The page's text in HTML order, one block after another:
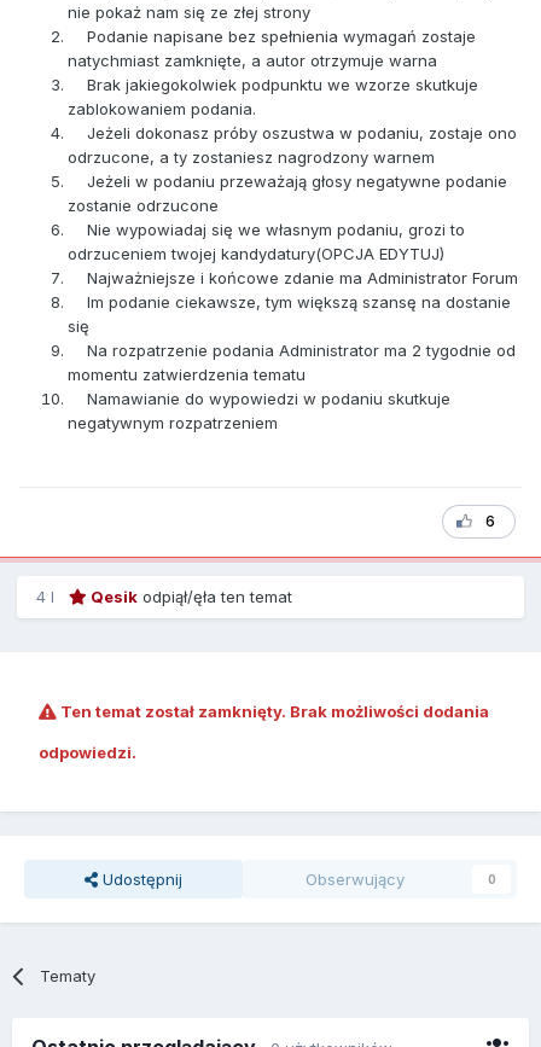
nie pokaż nam się ze złej strony
Podanie napisane bez spełnienia wymagań zostaje
natychmiast zamknięte, a autor otrzymuje warna
Brak jakiegokolwiek podpunktu we wzorze skutkuje
zablokowaniem podania.
Jeżeli dokonasz próby oszustwa w podaniu, zostaje ono
odrzucone, a ty zostaniesz nagrodzony warnem
Jeżeli w podaniu przeważają głosy negatywne podanie
zostanie odrzucone
Nie wypowiadaj się we własnym podaniu, grozi to
odrzuceniem twojej kandydatury(OPCJA EDYTUJ)
Najważniejsze i końcowe zdanie ma Administrator Forum
Im podanie ciekawsze, tym większą szansę na dostanie
się
Na rozpatrzenie podania Administrator ma 2 tygodnie od
momentu zatwierdzenia tematu
Namawianie do wypowiedzi w podaniu skutkuje
negatywnym rozpatrzeniem
6
4 l Qesik odpiął/ęła ten temat
Ten temat został zamknięty. Brak możliwości dodania
odpowiedzi.
Udostępnij Obserwujący 0
Tematy